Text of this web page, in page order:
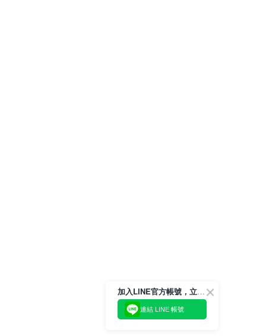
加入LINE官方帳號，立即獲得$100購物金!
連結 LINE 帳號